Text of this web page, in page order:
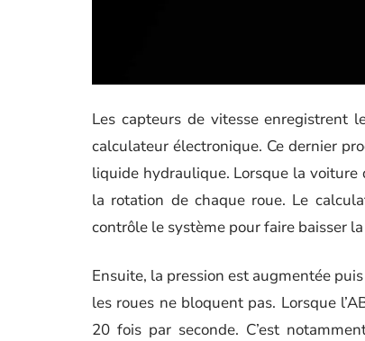
Les capteurs de vitesse enregistrent
calculateur électronique. Ce dernier
liquide hydraulique. Lorsque la
la rotation de chaque roue. Le
contrôle le système pour faire baisser
Ensuite, la pression est augmentée
les roues ne bloquent pas. Lorsque
20 fois par seconde. C’est